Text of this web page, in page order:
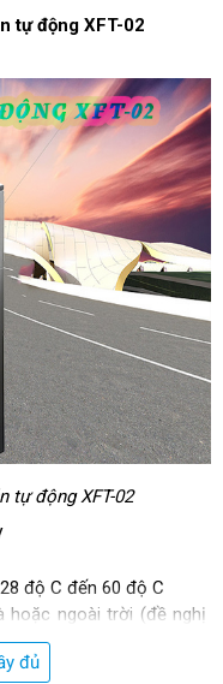
tự động XFT-02
tự động XFT-02
độ C đến 60 độ C
hoặc ngoài trời (đề nghị
đủ